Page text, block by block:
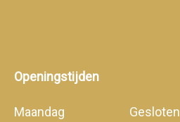
Openingstijden
Maandag
Gesloten